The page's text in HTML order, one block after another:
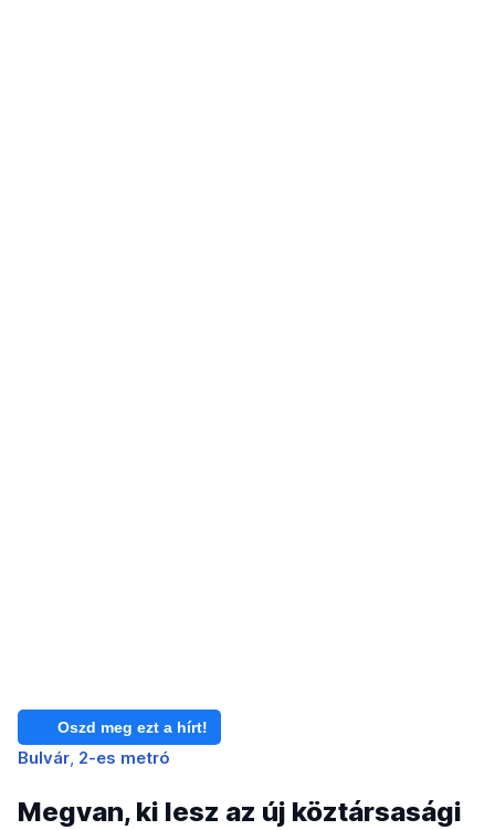
Oszd meg ezt a hírt!
Bulvár 2-es metró
Megvan, ki lesz az új köztársasági